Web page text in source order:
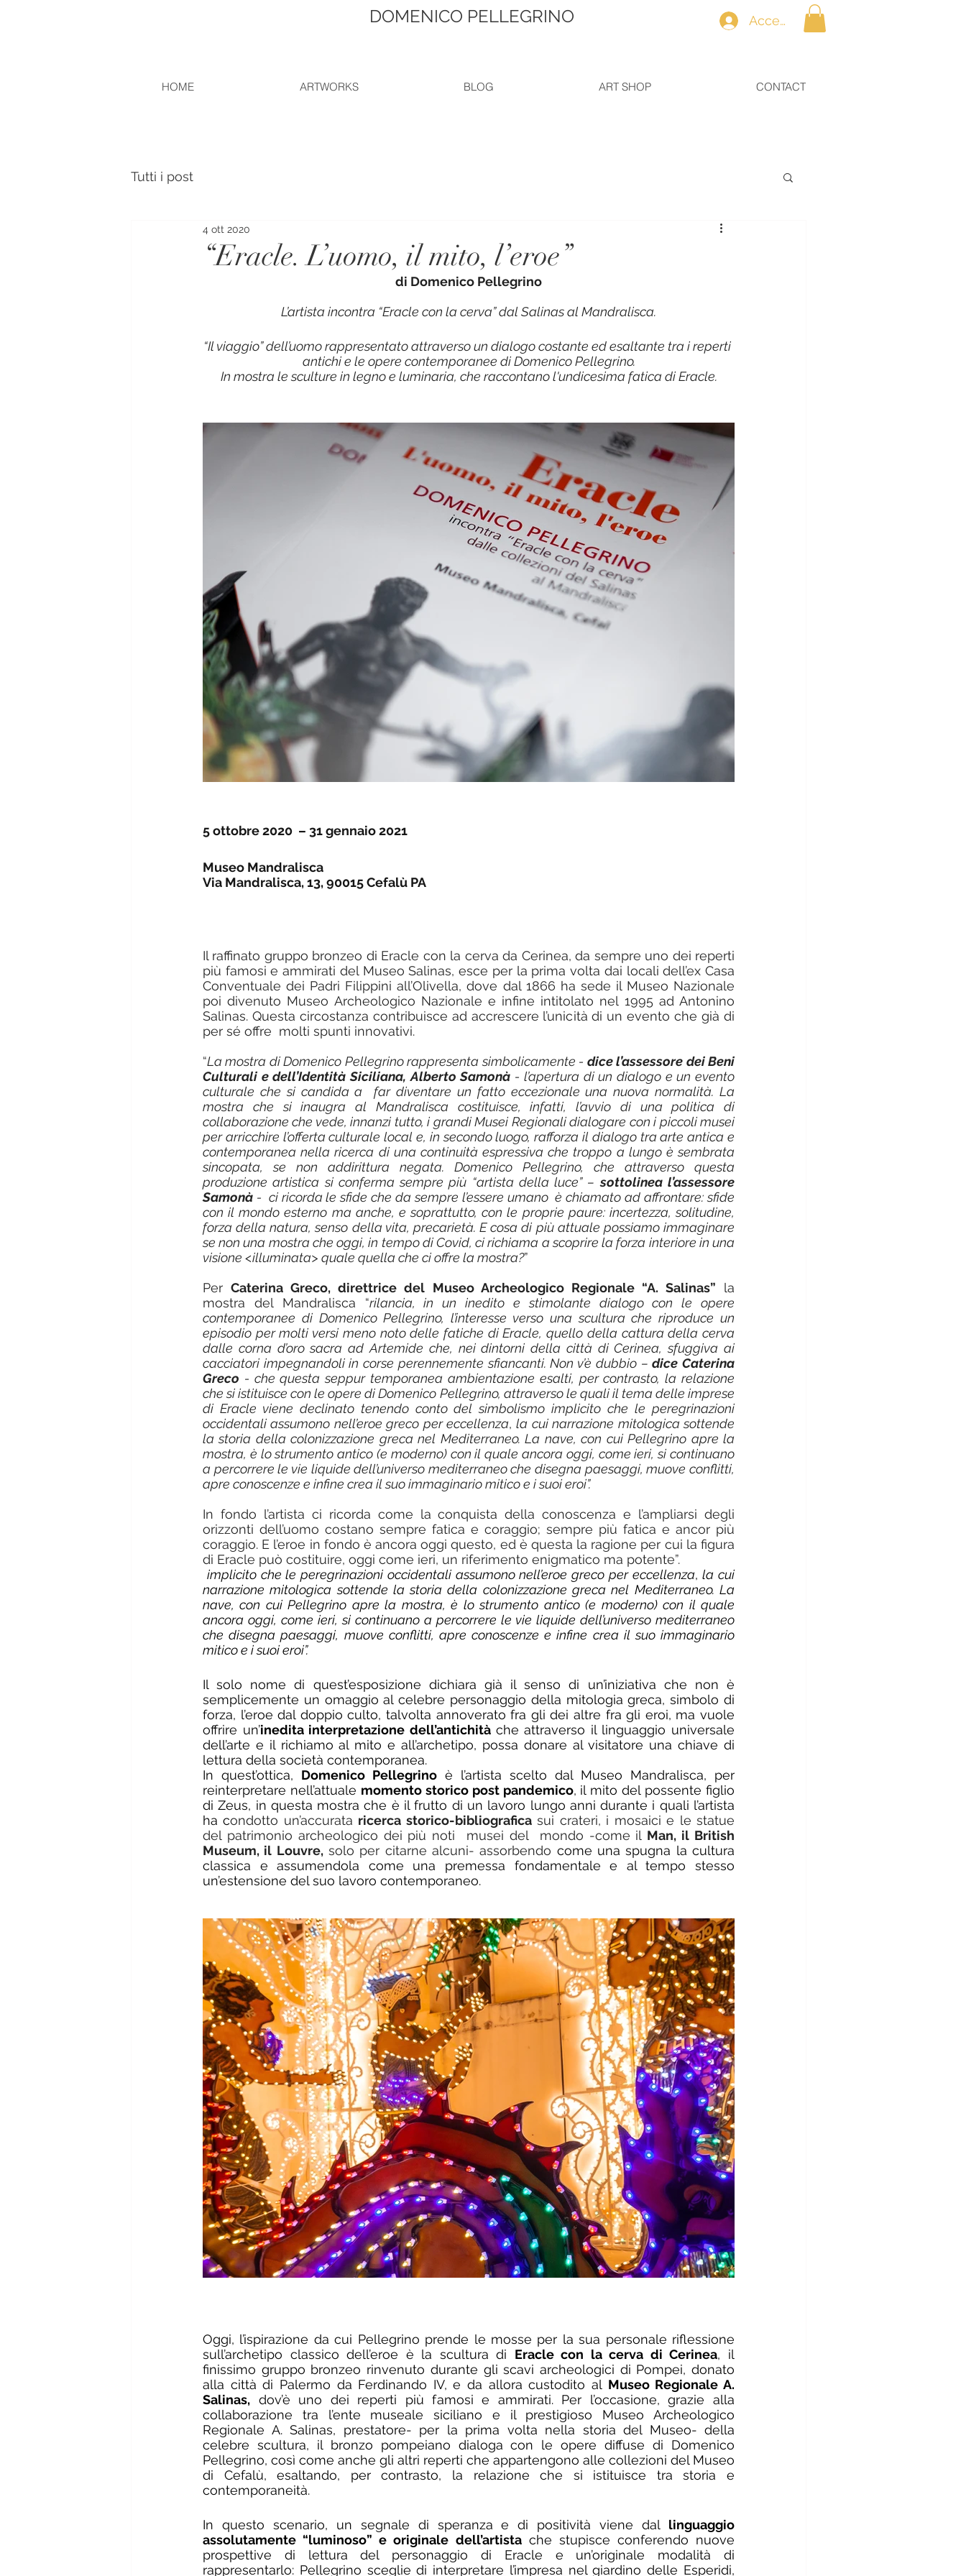
Accedi
DOMENICO PELLEGRINO
HOME ARTWORKS BLOG ART SHOP CONTACT
Tutti i post
“Eracle. L’uomo, il mito, l’eroe”
4 ott 2020
di Domenico Pellegrino
L’artista incontra “Eracle con la cerva” dal Salinas al Mandralisca.
“Il viaggio” dell’uomo rappresentato attraverso un dialogo costante ed esaltante tra i reperti
antichi e le opere contemporanee di Domenico Pellegrino.
In mostra le sculture in legno e luminaria, che raccontano l'undicesima fatica di Eracle.
5 ottobre 2020  – 31 gennaio 2021
Museo Mandralisca
Via Mandralisca, 13, 90015 Cefalù PA
Il raffinato gruppo bronzeo di Eracle con la cerva da Cerinea, da sempre uno dei reperti
più famosi e ammirati del Museo Salinas, esce per la prima volta dai locali dell’ex Casa
Conventuale dei Padri Filippini all’Olivella, dove dal 1866 ha sede il Museo Nazionale
poi divenuto Museo Archeologico Nazionale e infine intitolato nel 1995 ad Antonino
Salinas. Questa circostanza contribuisce ad accrescere l’unicità di un evento che già di
per sé offre  molti spunti innovativi.
“La mostra di Domenico Pellegrino rappresenta simbolicamente - dice l’assessore dei Beni
Culturali e dell’Identità Siciliana, Alberto Samonà - l’apertura di un dialogo e un evento
culturale che si candida a  far diventare un fatto eccezionale una nuova normalità. La
mostra che si inaugra al Mandralisca costituisce, infatti, l’avvio di una politica di
collaborazione che vede, innanzi tutto, i grandi Musei Regionali dialogare con i piccoli musei
per arricchire l’offerta culturale local e, in secondo luogo, rafforza il dialogo tra arte antica e
contemporanea nella ricerca di una continuità espressiva che troppo a lungo è sembrata
sincopata, se non addirittura negata. Domenico Pellegrino, che attraverso questa
produzione artistica si conferma sempre più “artista della luce” – sottolinea l’assessore
Samonà -  ci ricorda le sfide che da sempre l’essere umano  è chiamato ad affrontare: sfide
con il mondo esterno ma anche, e soprattutto, con le proprie paure: incertezza, solitudine,
forza della natura, senso della vita, precarietà. E cosa di più attuale possiamo immaginare
se non una mostra che oggi, in tempo di Covid, ci richiama a scoprire la forza interiore in una
visione <illuminata> quale quella che ci offre la mostra?”
Per Caterina Greco, direttrice del Museo Archeologico Regionale “A. Salinas” la
mostra del Mandralisca “rilancia, in un inedito e stimolante dialogo con le opere
contemporanee di Domenico Pellegrino, l’interesse verso una scultura che riproduce un
episodio per molti versi meno noto delle fatiche di Eracle, quello della cattura della cerva
dalle corna d’oro sacra ad Artemide che, nei dintorni della città di Cerinea, sfuggiva ai
cacciatori impegnandoli in corse perennemente sfiancanti. Non v’è dubbio – dice Caterina
Greco - che questa seppur temporanea ambientazione esalti, per contrasto, la relazione
che si istituisce con le opere di Domenico Pellegrino, attraverso le quali il tema delle imprese
di Eracle viene declinato tenendo conto del simbolismo implicito che le peregrinazioni
occidentali assumono nell’eroe greco per eccellenza, la cui narrazione mitologica sottende
la storia della colonizzazione greca nel Mediterraneo. La nave, con cui Pellegrino apre la
mostra, è lo strumento antico (e moderno) con il quale ancora oggi, come ieri, si continuano
a percorrere le vie liquide dell’universo mediterraneo che disegna paesaggi, muove conflitti,
apre conoscenze e infine crea il suo immaginario mitico e i suoi eroi”.
In fondo l’artista ci ricorda come la conquista della conoscenza e l’ampliarsi degli
orizzonti dell’uomo costano sempre fatica e coraggio; sempre più fatica e ancor più
coraggio. E l’eroe in fondo è ancora oggi questo, ed è questa la ragione per cui la figura
di Eracle può costituire, oggi come ieri, un riferimento enigmatico ma potente”.
implicito che le peregrinazioni occidentali assumono nell’eroe greco per eccellenza, la cui
narrazione mitologica sottende la storia della colonizzazione greca nel Mediterraneo. La
nave, con cui Pellegrino apre la mostra, è lo strumento antico (e moderno) con il quale
ancora oggi, come ieri, si continuano a percorrere le vie liquide dell’universo mediterraneo
che disegna paesaggi, muove conflitti, apre conoscenze e infine crea il suo immaginario
mitico e i suoi eroi”.
Il solo nome di quest’esposizione dichiara già il senso di un’iniziativa che non è
semplicemente un omaggio al celebre personaggio della mitologia greca, simbolo di
forza, l’eroe dal doppio culto, talvolta annoverato fra gli dei altre fra gli eroi, ma vuole
offrire un’inedita interpretazione dell’antichità che attraverso il linguaggio universale
dell’arte e il richiamo al mito e all’archetipo, possa donare al visitatore una chiave di
lettura della società contemporanea.
In quest’ottica, Domenico Pellegrino è l’artista scelto dal Museo Mandralisca, per
reinterpretare nell’attuale momento storico post pandemico, il mito del possente figlio
di Zeus, in questa mostra che è il frutto di un lavoro lungo anni durante i quali l’artista
ha condotto un’accurata ricerca storico-bibliografica sui crateri, i mosaici e le statue
del patrimonio archeologico dei più noti  musei del  mondo -come il Man, il British
Museum, il Louvre, solo per citarne alcuni- assorbendo come una spugna la cultura
classica e assumendola come una premessa fondamentale e al tempo stesso
un’estensione del suo lavoro contemporaneo.
Oggi, l’ispirazione da cui Pellegrino prende le mosse per la sua personale riflessione
sull’archetipo classico dell’eroe è la scultura di Eracle con la cerva di Cerinea, il
finissimo gruppo bronzeo rinvenuto durante gli scavi archeologici di Pompei, donato
alla città di Palermo da Ferdinando IV, e da allora custodito al Museo Regionale A.
Salinas,
collaborazione tra l’ente museale siciliano e il prestigioso Museo Archeologico
Regionale A. Salinas, prestatore- per la prima volta nella storia del Museo- della
celebre scultura, il bronzo pompeiano dialoga con le opere diffuse di Domenico
Pellegrino, così come anche gli altri reperti che appartengono alle collezioni del Museo
di Cefalù, esaltando, per contrasto, la relazione che si istituisce tra storia e
contemporaneità.
In questo scenario, un segnale di speranza e di positività viene dal linguaggio
assolutamente “luminoso” e originale dell’artista che stupisce conferendo nuove
prospettive di lettura del personaggio di Eracle e un’originale modalità di
rappresentarlo: Pellegrino sceglie di interpretare l’impresa nel giardino delle Esperidi,